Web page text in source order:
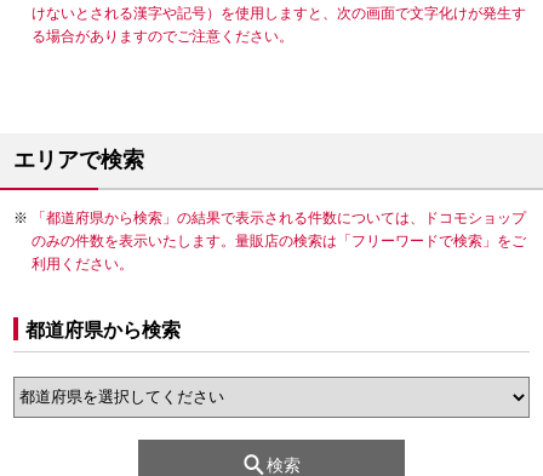
けないとされる漢字や記号）を使用しますと、次の画面で文字化けが発生す
る場合がありますのでご注意ください。
エリアで検索
「都道府県から検索」の結果で表示される件数については、ドコモショップ
のみの件数を表示いたします。量販店の検索は「フリーワードで検索」をご
利用ください。
都道府県から検索
検索